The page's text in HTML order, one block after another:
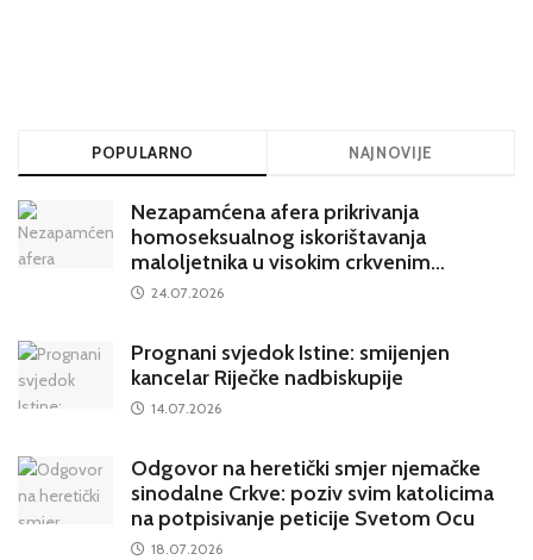
POPULARNO NAJNOVIJE
Nezapamćena afera prikrivanja
homoseksualnog iskorištavanja
maloljetnika u visokim crkvenim
krugovima potresa Hrvatsku
24.07.2026
Prognani svjedok Istine: smijenjen
kancelar Riječke nadbiskupije
14.07.2026
Odgovor na heretički smjer njemačke
sinodalne Crkve: poziv svim katolicima
na potpisivanje peticije Svetom Ocu
18.07.2026